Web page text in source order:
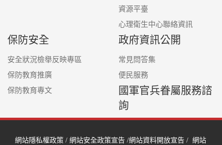
資源平臺
心理衛生中心聯絡資訊
保防安全
安全狀況檢舉反映專區
保防教育推廣
保防教育專文
政府資訊公開
常見問答集
便民服務
國軍官兵眷屬服務諮
詢
網站隱私權政策 / 網站安全政策宣告 /網站資料開放宣告 / 網站